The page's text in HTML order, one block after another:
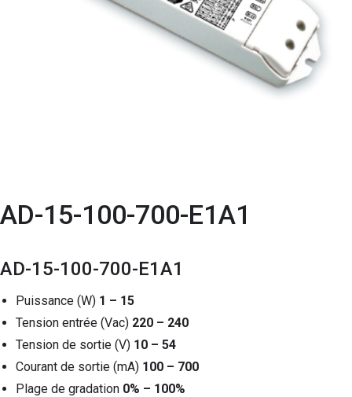
AD-15-100-700-E1A1
AD-15-100-700-E1A1
Puissance (W) 1 – 15
Tension entrée (Vac) 220 – 240
Tension de sortie (V) 10 – 54
Courant de sortie (mA) 100 – 700
Plage de gradation 0% – 100%